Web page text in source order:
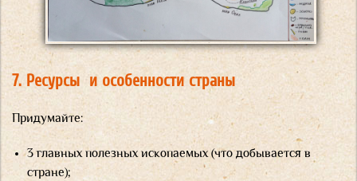
7. Ресурсы и особенности страны
Придумайте:
3 главных полезных ископаемых (что добывается в
стране);